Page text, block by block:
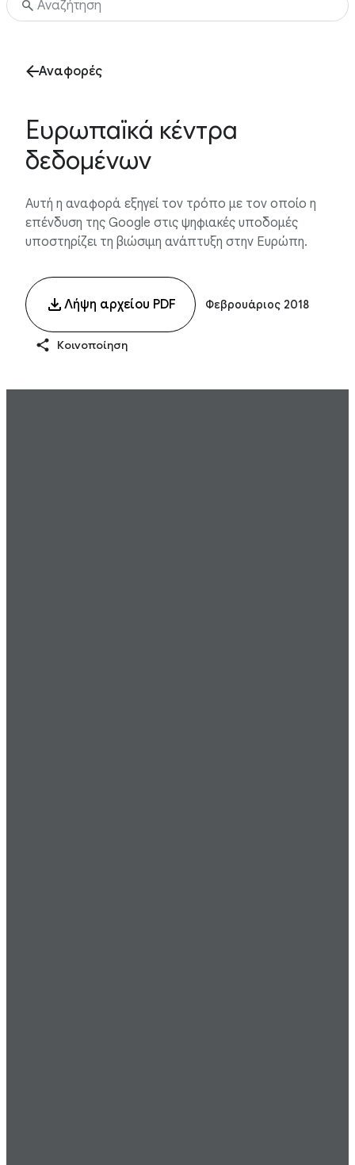
Αναφορές
Ευρωπαϊκά κέντρα
δεδομένων
Αυτή η αναφορά εξηγεί τον τρόπο με τον οποίο η
επένδυση της Google στις ψηφιακές υποδομές
υποστηρίζει τη βιώσιμη ανάπτυξη στην Ευρώπη.
Λήψη αρχείου PDF Φεβρουάριος 2018
Κοινοποίηση